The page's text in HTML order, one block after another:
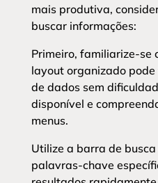
mais produtiva,
buscar informações:
Primeiro, familiarize-se
layout organizado
de dados sem
disponível e
menus.
Utilize a barra de
palavras-chave